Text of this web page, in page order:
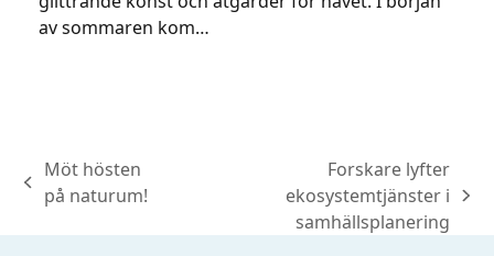
av sommaren kom…
previous
Möt hösten
på naturum!
Forskare lyfter
ekosystemtjänster i
samhällsplanering